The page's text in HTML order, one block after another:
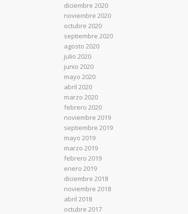
diciembre 2020
noviembre 2020
octubre 2020
septiembre 2020
agosto 2020
julio 2020
junio 2020
mayo 2020
abril 2020
marzo 2020
febrero 2020
noviembre 2019
septiembre 2019
mayo 2019
marzo 2019
febrero 2019
enero 2019
diciembre 2018
noviembre 2018
abril 2018
octubre 2017